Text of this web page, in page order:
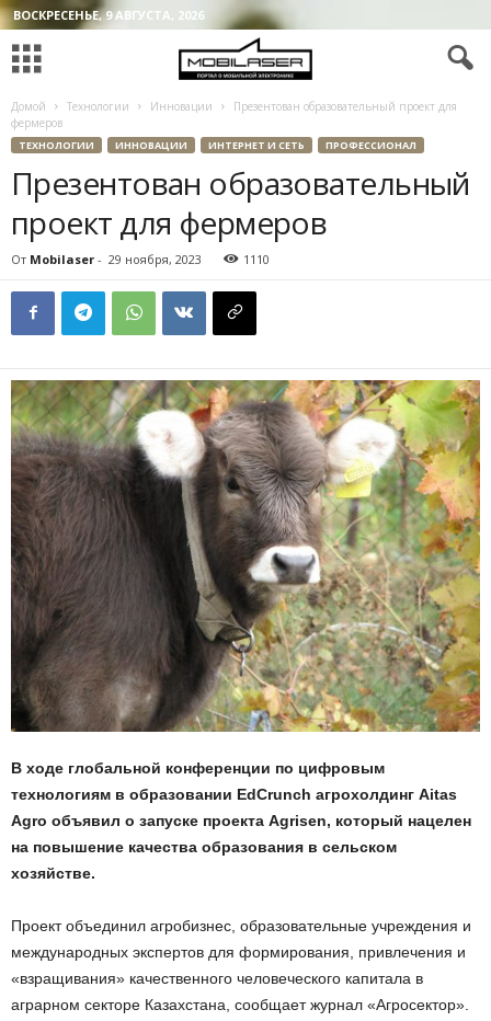
ВОСКРЕСЕНЬЕ, 9 АВГУСТА, 2026
Домой Технологии Инновации
Презентован образовательный проект для
фермеров
ТЕХНОЛОГИИ ИННОВАЦИИ ИНТЕРНЕТ И СЕТЬ ПРОФЕССИОНАЛ
Презентован образовательный
проект для фермеров
От Mobilaser - 29 ноября, 2023 1110
В ходе глобальной конференции по цифровым
технологиям в образовании EdCrunch агрохолдинг Aitas
Agro объявил о запуске проекта Agrisen, который нацелен
на повышение качества образования в сельском
хозяйстве.
Проект объединил агробизнес, образовательные учреждения и
международных экспертов для формирования, привлечения и
«взращивания» качественного человеческого капитала в
аграрном секторе Казахстана, сообщает журнал «Агросектор».